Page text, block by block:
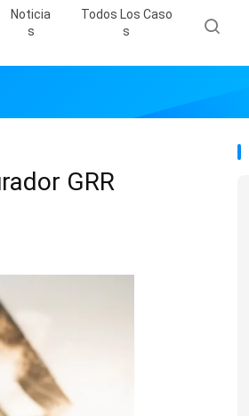
Noticia
S
Todos Los Caso
S
GRR